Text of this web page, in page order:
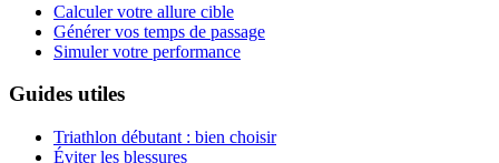
Calculer votre allure cible
Générer vos temps de passage
Simuler votre performance
Guides utiles
Triathlon débutant : bien choisir
Éviter les blessures